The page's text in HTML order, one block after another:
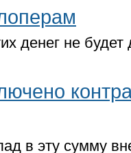
денег не будет
в эту сумму